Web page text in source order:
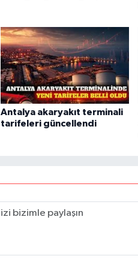
Antalya akaryakıt terminali
tarifeleri güncellendi